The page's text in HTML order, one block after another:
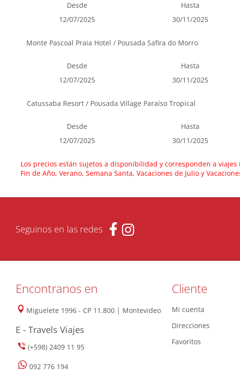
Desde Hasta
12/07/2025
30/11/2025
Monte Pascoal Praia Hotel / Pousada Safira do Morro
Desde Hasta
12/07/2025
30/11/2025
Catussaba Resort / Pousada Village Paraíso Tropical
Desde Hasta
12/07/2025
30/11/2025
Los precios están sujetos a disponibilidad y corresponden a
Fin de Año, Verano, Semana Santa, Vacaciones de Julio y
Seguinos en las redes
Encontranos en
Miguelete 1996 - CP 11.800 | Montevideo
E - Travels Viajes
(+598) 2409 11 95
092 776 194
Cliente
Mi cuenta
Direcciones
Favoritos